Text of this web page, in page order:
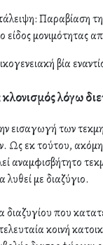
Παραβίαση
είδος μονιμότητας
βία
λόγω
εισαγωγή των
Ως εκ τούτου, ακόμη
αναμφισβήτητο
λυθεί με διαζύγιο.
διαζυγίου που
κοινή